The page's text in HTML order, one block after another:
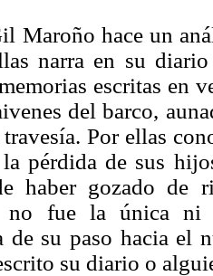
Maroño hace un
narra en su
escritas en
del barco,
Por ellas
pérdida de sus
haber gozado de
no fue la única ni
de su paso hacia el
su diario o